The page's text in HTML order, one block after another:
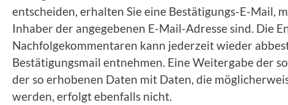
entscheiden, erhalten Sie eine Bestätigungs-E-Mail,
Inhaber der angegebenen E-Mail-Adresse sind. Die
Nachfolgekommentaren kann jederzeit wieder
Bestätigungsmail entnehmen. Eine Weitergabe der
der so erhobenen Daten mit Daten, die
werden, erfolgt ebenfalls nicht.